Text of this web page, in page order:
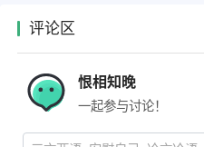
评论区
恨相知晚
一起参与讨论！